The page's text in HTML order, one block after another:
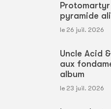
pyramide
le 26 juil. 2026
Uncle Acid
aux
album
le 23 juil. 2026